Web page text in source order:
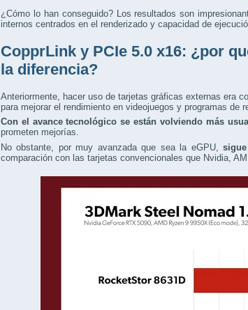
¿Cómo lo han conseguido? Los resultados son
internos centrados en el renderizado y capacidad de
CopprLink y PCIe 5.0 x16: ¿por
la diferencia?
Anteriormente, hacer uso de tarjetas gráficas externas era
para mejorar el rendimiento en videojuegos y programas de
Con el avance tecnológico se están volviendo más
prometen mejorías.
No obstante, por muy avanzada que sea la eGPU,
comparación con las tarjetas convencionales que Nvidia,